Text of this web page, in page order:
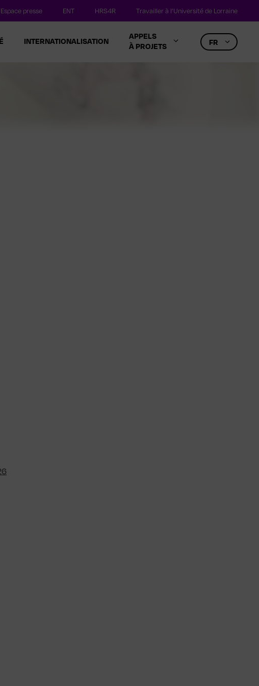
Espace presse ENT HRS4R Travailler à l’Université de Lorraine
INTERNATIONALISATION
APPELS
À PROJETS
FR